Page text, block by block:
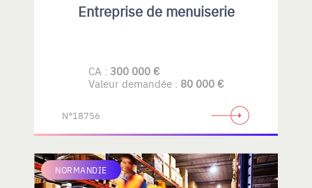
Entreprise de menuiserie
CA : 300 000 €
Valeur demandée : 80 000 €
N°18756
NORMANDIE